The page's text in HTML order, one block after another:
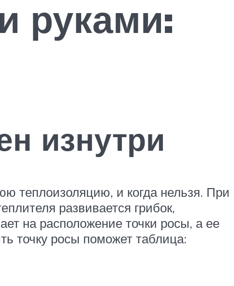
руками:
изнутри
теплоизоляцию, и когда нельзя. При
развивается грибок,
на расположение точки росы, а ее
точку росы поможет таблица: